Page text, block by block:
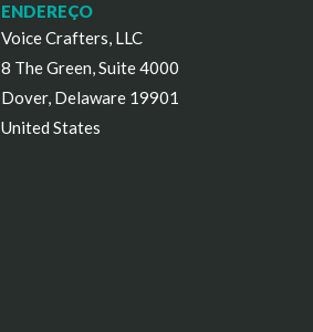
ENDEREÇO
Voice Crafters, LLC
8 The Green, Suite 4000
Dover, Delaware 19901
United States